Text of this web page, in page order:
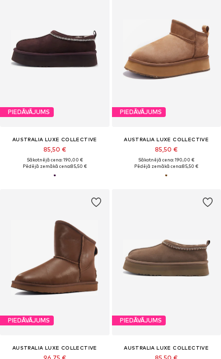
PIEDĀVĀJUMS
AUSTRALIA LUXE COLLECTIVE
85,50 €
Sākotnējā cena: 190,00 €
Pēdējā zemākā cena:85,50 €
PIEDĀVĀJUMS
AUSTRALIA LUXE COLLECTIVE
85,50 €
Sākotnējā cena: 190,00 €
Pēdējā zemākā cena:85,50 €
PIEDĀVĀJUMS
AUSTRALIA LUXE COLLECTIVE
PIEDĀVĀJUMS
AUSTRALIA LUXE COLLECTIVE